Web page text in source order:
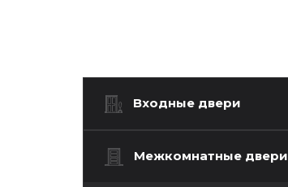
Входные двери
Межкомнатные двери